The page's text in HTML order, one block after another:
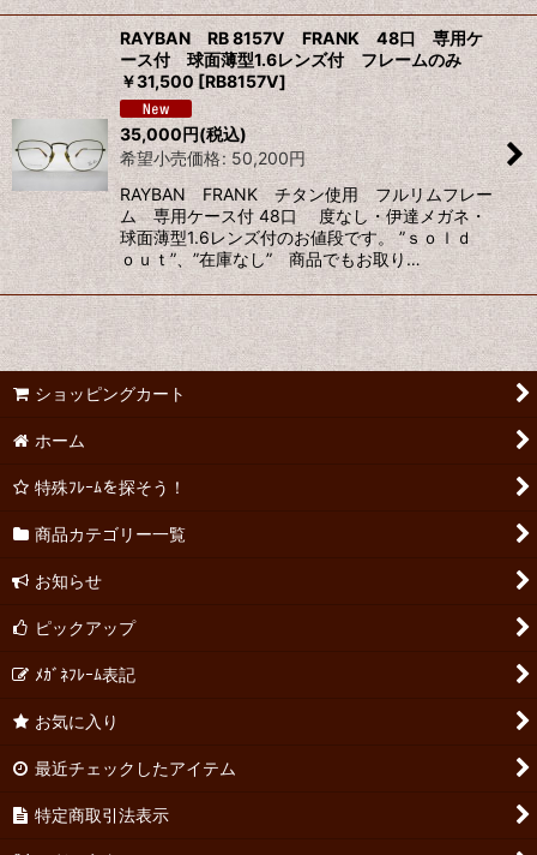
RAYBAN RB 8157V FRANK 48口 専用ケ
ース付 球面薄型1.6レンズ付 フレームのみ
￥31,500 [RB8157V]
35,000円(税込)
希望小売価格: 50,200円
RAYBAN FRANK チタン使用 フルリムフレー
ム 専用ケース付 48口 度なし・伊達メガネ・
球面薄型1.6レンズ付のお値段です。 ”ｓｏｌｄ
ｏｕｔ”、”在庫なし” 商品でもお取り…
ショッピングカート
ホーム
特殊ﾌﾚｰﾑを探そう！
商品カテゴリー一覧
お知らせ
ピックアップ
ﾒｶﾞﾈﾌﾚｰﾑ表記
お気に入り
最近チェックしたアイテム
特定商取引法表示